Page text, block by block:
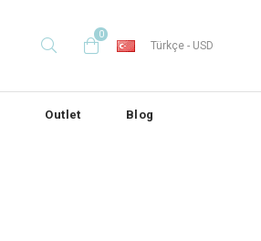
0
Türkçe - USD
Outlet Blog